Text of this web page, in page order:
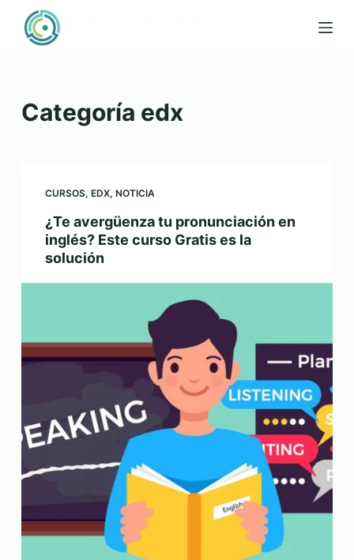
Saltar
contenido
Categoría edx
CURSOS, EDX, NOTICIA
¿Te avergüenza tu pronunciación en
inglés? Este curso Gratis es la
solución